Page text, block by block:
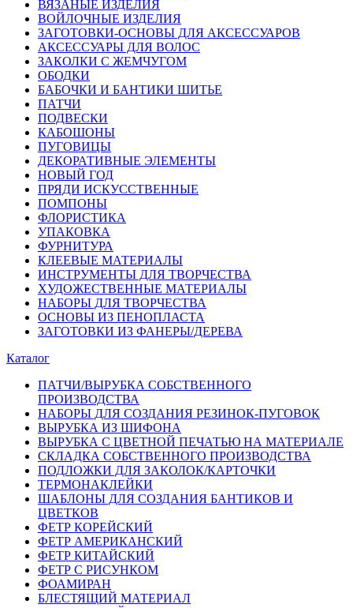
ВЯЗАНЫЕ ИЗДЕЛИЯ
ВОЙЛОЧНЫЕ ИЗДЕЛИЯ
ЗАГОТОВКИ-ОСНОВЫ ДЛЯ АКСЕССУАРОВ
АКСЕССУАРЫ ДЛЯ ВОЛОС
ЗАКОЛКИ С ЖЕМЧУГОМ
ОБОДКИ
БАБОЧКИ И БАНТИКИ ШИТЬЕ
ПАТЧИ
ПОДВЕСКИ
КАБОШОНЫ
ПУГОВИЦЫ
ДЕКОРАТИВНЫЕ ЭЛЕМЕНТЫ
НОВЫЙ ГОД
ПРЯДИ ИСКУССТВЕННЫЕ
ПОМПОНЫ
ФЛОРИСТИКА
УПАКОВКА
ФУРНИТУРА
КЛЕЕВЫЕ МАТЕРИАЛЫ
ИНСТРУМЕНТЫ ДЛЯ ТВОРЧЕСТВА
ХУДОЖЕСТВЕННЫЕ МАТЕРИАЛЫ
НАБОРЫ ДЛЯ ТВОРЧЕСТВА
ОСНОВЫ ИЗ ПЕНОПЛАСТА
ЗАГОТОВКИ ИЗ ФАНЕРЫ/ДЕРЕВА
Каталог
ПАТЧИ/ВЫРУБКА СОБСТВЕННОГО
ПРОИЗВОДСТВА
НАБОРЫ ДЛЯ СОЗДАНИЯ РЕЗИНОК-ПУГОВОК
ВЫРУБКА ИЗ ШИФОНА
ВЫРУБКА С ЦВЕТНОЙ ПЕЧАТЬЮ НА МАТЕРИАЛЕ
СКЛАДКА СОБСТВЕННОГО ПРОИЗВОДСТВА
ПОДЛОЖКИ ДЛЯ ЗАКОЛОК/КАРТОЧКИ
ТЕРМОНАКЛЕЙКИ
ШАБЛОНЫ ДЛЯ СОЗДАНИЯ БАНТИКОВ И
ЦВЕТКОВ
ФЕТР КОРЕЙСКИЙ
ФЕТР АМЕРИКАНСКИЙ
ФЕТР КИТАЙСКИЙ
ФЕТР С РИСУНКОМ
ФОАМИРАН
БЛЕСТЯЩИЙ МАТЕРИАЛ